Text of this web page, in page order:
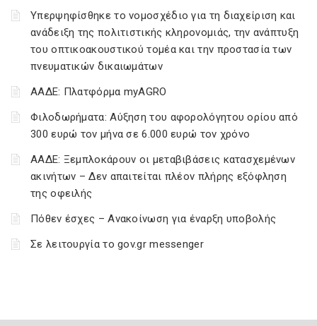
Υπερψηφίσθηκε το νομοσχέδιο για τη διαχείριση και
ανάδειξη της πολιτιστικής κληρονομιάς, την ανάπτυξη
του οπτικοακουστικού τομέα και την προστασία των
πνευματικών δικαιωμάτων
ΑΑΔΕ: Πλατφόρμα myAGRO
Φιλοδωρήματα: Αύξηση του αφορολόγητου ορίου από
300 ευρώ τον μήνα σε 6.000 ευρώ τον χρόνο
ΑΑΔΕ: Ξεμπλοκάρουν οι μεταβιβάσεις κατασχεμένων
ακινήτων – Δεν απαιτείται πλέον πλήρης εξόφληση
της οφειλής
Πόθεν έσχες – Ανακοίνωση για έναρξη υποβολής
Σε λειτουργία το gov.gr messenger